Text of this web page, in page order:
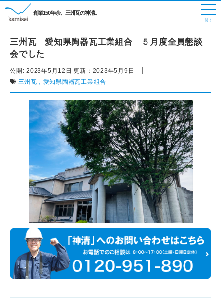
創業150年余、三州瓦の神清。
三州瓦 愛知県陶器瓦工業組合 ５月度全員懇談
会でした
公開: 2023年5月12日 更新： 2023年5月9日 |
三州瓦，愛知県陶器瓦工業組合